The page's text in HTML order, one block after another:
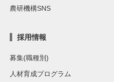
農研機構SNS
採用情報
募集(職種別)
人材育成プログラム